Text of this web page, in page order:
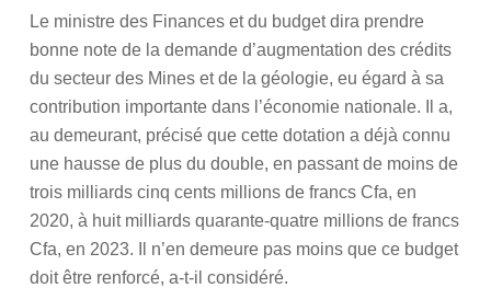
Le ministre des Finances et du budget dira prendre
bonne note de la demande d’augmentation des crédits
du secteur des Mines et de la géologie, eu égard à sa
contribution importante dans l’économie nationale. Il a,
au demeurant, précisé que cette dotation a déjà connu
une hausse de plus du double, en passant de moins de
trois milliards cinq cents millions de francs Cfa, en
2020, à huit milliards quarante-quatre millions de francs
Cfa, en 2023. Il n’en demeure pas moins que ce budget
doit être renforcé, a-t-il considéré.